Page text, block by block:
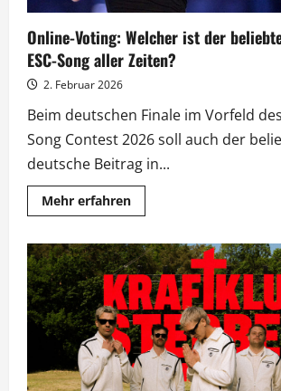
Online-Voting: Welcher ist der
ESC-Song aller Zeiten?
2. Februar 2026
Beim deutschen Finale im Vorfeld
Song Contest 2026 soll auch der
deutsche Beitrag in...
Mehr erfahrenMehr
Informationen
Voting:
Welcher
ist
der
beliebteste
deutsche
ESC-
Song
aller
Zeiten?